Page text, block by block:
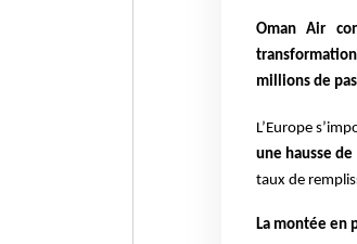
Oman Air
millions de
L’Europe
une hausse
taux de
La montée en